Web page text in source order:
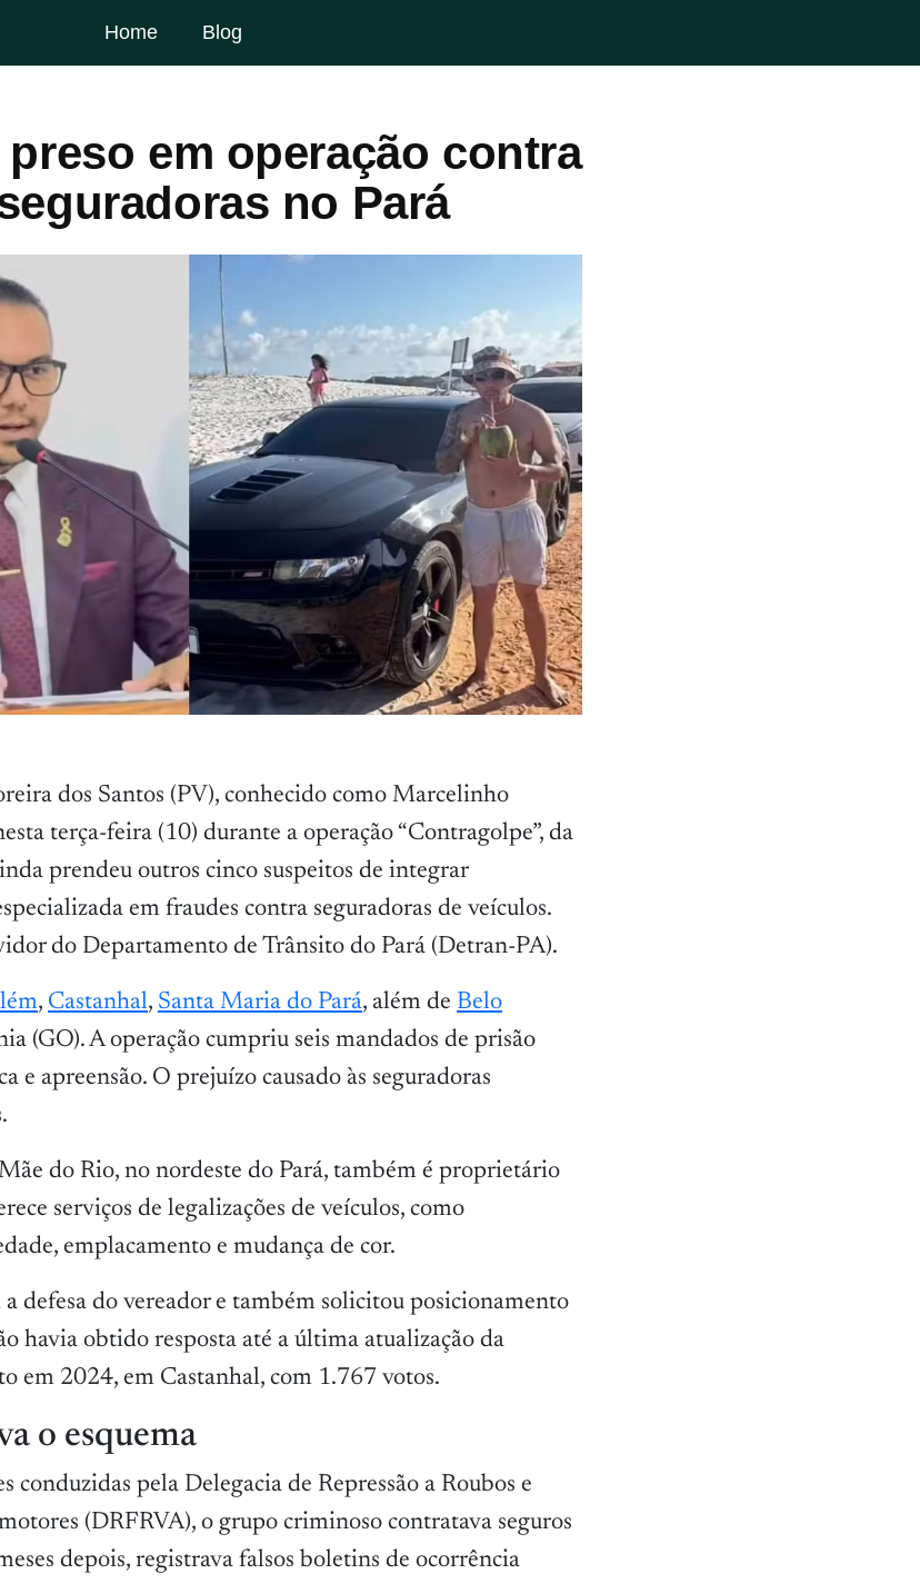
Home Blog
preso em operação contra
no Pará
dos Santos (PV), conhecido como Marcelinho
terça-feira (10) durante a operação “Contragolpe”, da
prendeu outros cinco suspeitos de integrar
em fraudes contra seguradoras de veículos.
do Departamento de Trânsito do Pará (Detran-PA).
, Castanhal, Santa Maria do Pará, além de Belo
(GO). A operação cumpriu seis mandados de prisão
e apreensão. O prejuízo causado às seguradoras
do Rio, no nordeste do Pará, também é proprietário
serviços de legalizações de veículos, como
emplacamento e mudança de cor.
defesa do vereador e também solicitou posicionamento
havia obtido resposta até a última atualização da
em 2024, em Castanhal, com 1.767 votos.
o esquema
conduzidas pela Delegacia de Repressão a Roubos e
(DRFRVA), o grupo criminoso contratava seguros
depois, registrava falsos boletins de ocorrência